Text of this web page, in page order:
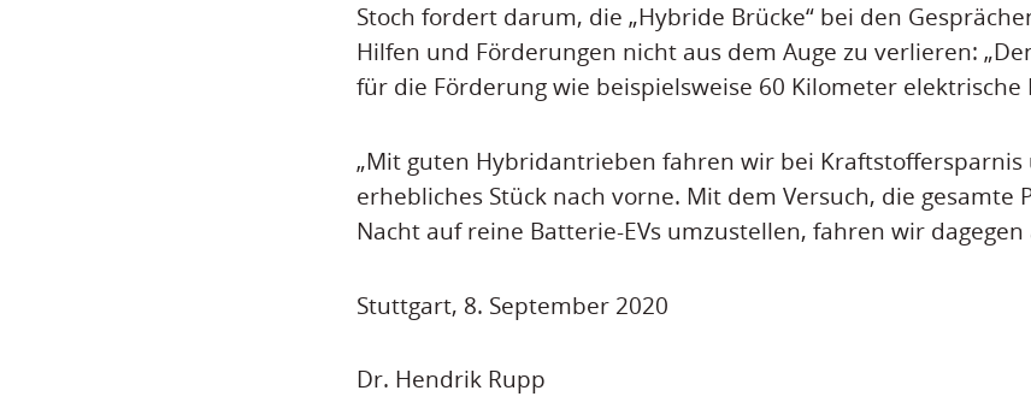
Stoch fordert darum, die „Hybride Brücke“ bei den
Hilfen und Förderungen nicht aus dem Auge zu verlieren:
für die Förderung wie beispielsweise 60 Kilometer elektrische
„Mit guten Hybridantrieben fahren wir bei Kraftstoffersparnis
erhebliches Stück nach vorne. Mit dem Versuch, die gesamte
Nacht auf reine Batterie-EVs umzustellen, fahren wir dagegen
Stuttgart, 8. September 2020
Dr. Hendrik Rupp